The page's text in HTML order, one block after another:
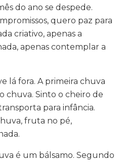
do ano se despede.
quero paz para
criativo, apenas a
apenas contemplar a
lá fora. A primeira chuva
chuva. Sinto o cheiro de
para infância.
fruta no pé,
é um bálsamo. Segundo